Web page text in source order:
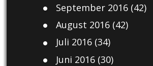
September 2016(42)
August 2016(42)
Juli 2016(34)
Juni 2016(30)